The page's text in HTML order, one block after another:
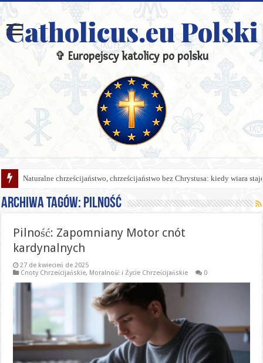
Catholicus.eu Polski
✞ Europejscy katolicy po polsku
Naturalne chrześcijaństwo, chrześcijaństwo bez Chrystusa: kiedy wiara
Archiwa tagów: Pilność
Pilność: Zapomniany Motor cnót
kardynalnych
27 de kwiecień de 2025
Cnoty Chrześcijańskie, Moralność i Życie Chrześcijańskie 0